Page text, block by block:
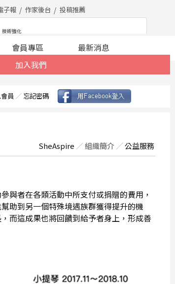
子報 作家後台 投稿推薦
加入我們
會員專區 最新消息
員 ／ 忘記密碼
SheAspire ／組織簡介 ／公益服務
與者在各類活動中所支付或捐贈的費用，
助到另一個特殊境遇族群獲得提升的機
而這成果也將回饋到給予者身上，形成善